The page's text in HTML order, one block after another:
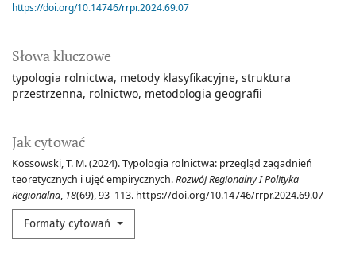
Słowa kluczowe
typologia rolnictwa metody klasyfikacyjne struktura
przestrzenna rolnictwo metodologia geografii
Jak cytować
Kossowski, T. M. (2024). Typologia rolnictwa: przegląd zagadnień
teoretycznych i ujęć empirycznych.Rozwój Regionalny I Polityka
Regionalna, 18(69), 93–113. https://doi.org/10.14746/rrpr.2024.69.07
Formaty cytowań
https://doi.org/10.14746/rrpr.2024.69.07